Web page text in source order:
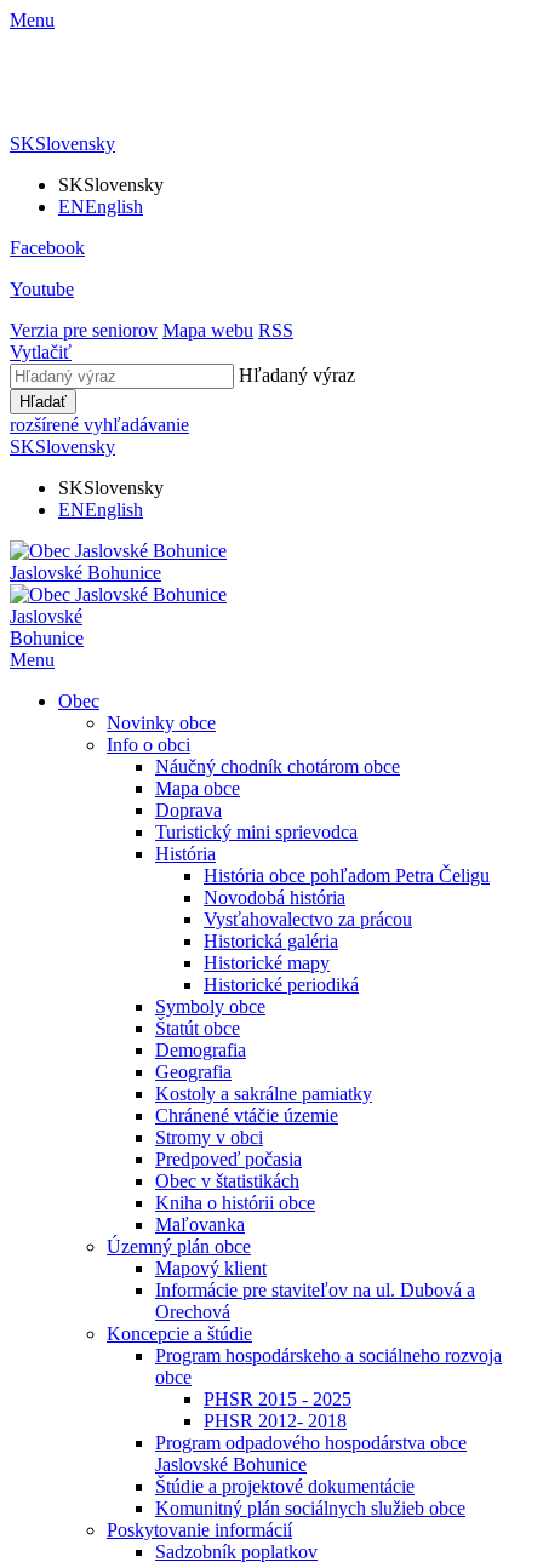
Menu
SKSlovensky
SKSlovensky
ENEnglish
Facebook
Youtube
Verzia pre seniorov Mapa webu RSS
Vytlačiť
Hľadaný výraz
Hľadať
rozšírené vyhľadávanie
SKSlovensky
SKSlovensky
ENEnglish
Jaslovské Bohunice
Jaslovské
Bohunice
Menu
Obec
Novinky obce
Info o obci
Náučný chodník chotárom obce
Mapa obce
Doprava
Turistický mini sprievodca
História
História obce pohľadom Petra Čeligu
Novodobá história
Vysťahovalectvo za prácou
Historická galéria
Historické mapy
Historické periodiká
Symboly obce
Štatút obce
Demografia
Geografia
Kostoly a sakrálne pamiatky
Chránené vtáčie územie
Stromy v obci
Predpoveď počasia
Obec v štatistikách
Kniha o histórii obce
Maľovanka
Územný plán obce
Mapový klient
Informácie pre staviteľov na ul. Dubová a
Orechová
Koncepcie a štúdie
Program hospodárskeho a sociálneho rozvoja
obce
PHSR 2015 - 2025
PHSR 2012- 2018
Program odpadového hospodárstva obce
Jaslovské Bohunice
Štúdie a projektové dokumentácie
Komunitný plán sociálnych služieb obce
Poskytovanie informácií
Sadzobník poplatkov